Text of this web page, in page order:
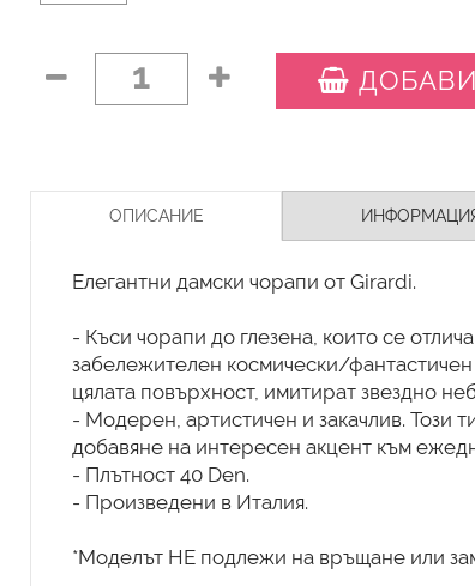
1
ОПИСАНИЕ
Елегантни дамски чорапи от Girardi.
- Къси чорапи до глезена, които се
забележителен космически/
цялата повърхност, имитират звездно
- Модерен, артистичен и закачлив. Този
добавяне на интересен акцент към
- Плътност 40 Den.
- Произведени в Италия.
*Моделът НЕ подлежи на връщане или